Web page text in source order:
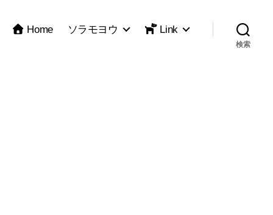
Home ソラモヨウ Link
検索